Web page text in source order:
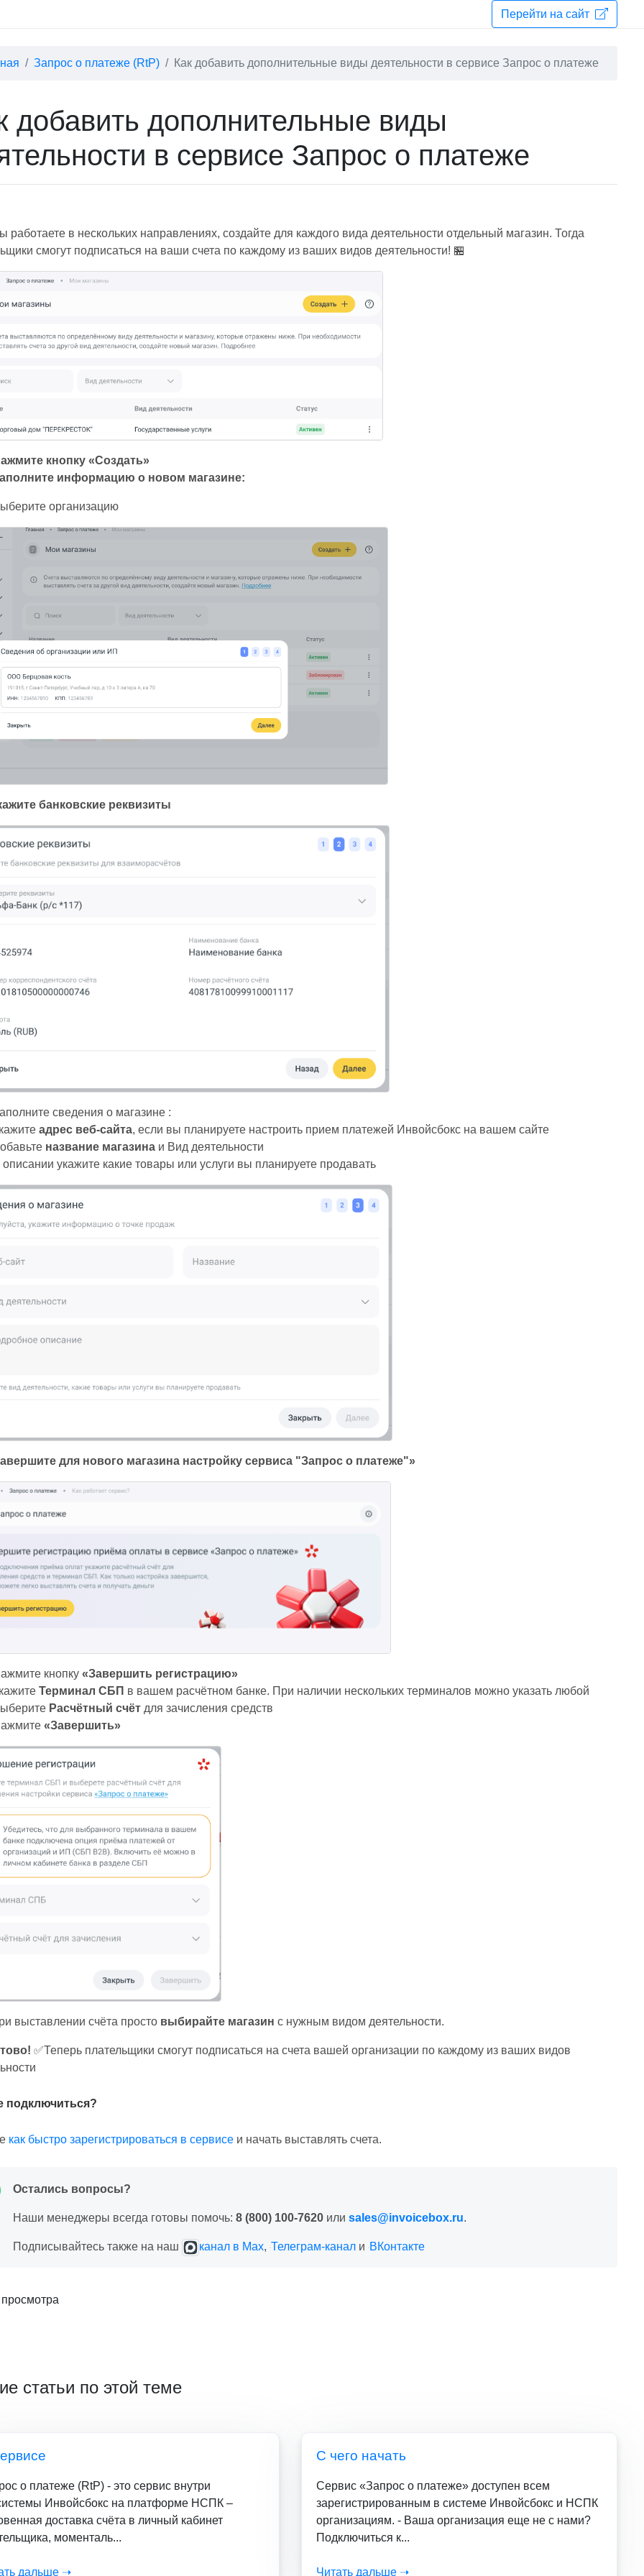
Перейти на сайт
Запрос о платеже (RtP) Как добавить дополнительные виды деятельности в сервисе Запрос о платеже
добавить дополнительные виды
в сервисе Запрос о платеже
работаете в нескольких направлениях, создайте для каждого вида деятельности отдельный магазин. Тогда
смогут подписаться на ваши счета по каждому из ваших видов деятельности! 🏪
кнопку «Создать»
информацию о новом магазине:
организацию
банковские реквизиты
сведения о магазине :
адрес веб-сайта, если вы планируете настроить прием платежей Инвойсбокс на вашем сайте
название магазина и Вид деятельности
укажите какие товары или услуги вы планируете продавать
для нового магазина настройку сервиса "Запрос о платеже"»
кнопку «Завершить регистрацию»
Терминал СБП в вашем расчётном банке. При наличии нескольких терминалов можно указать любой
Расчётный счёт для зачисления средств
«Завершить»
счёта просто выбирайте магазин с нужным видом деятельности.
✅Теперь плательщики смогут подписаться на счета вашей организации по каждому из ваших видов
подключиться?
как быстро зарегистрироваться в сервисе и начать выставлять счета.
Остались вопросы?
Наши менеджеры всегда готовы помочь: 8 (800) 100-7620 или sales@invoicebox.ru.
Подписывайтесь также на наш канал в Max, Телеграм-канал и ВКонтакте
статьи по этой теме
о платеже (RtP) - это сервис внутри
Инвойсбокс на платформе НСПК –
доставка счёта в личный кабинет
моменталь...
дальше ➝
С чего начать
Сервис «Запрос о платеже» доступен всем
зарегистрированным в системе Инвойсбокс и НСПК
организациям. - Ваша организация еще не с нами?
Подключиться к...
Читать дальше ➝